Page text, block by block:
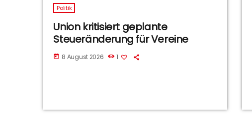
Politik
Union kritisiert geplante
Steueränderung für Vereine
today 8 August 2026 1